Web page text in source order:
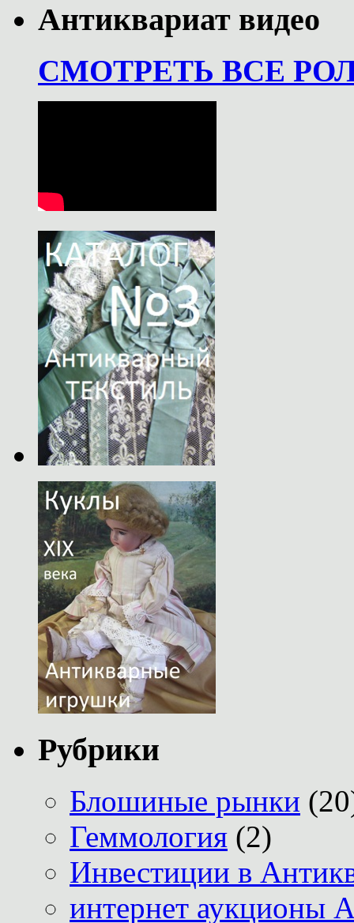
Антиквариат видео
СМОТРЕТЬ ВСЕ
Рубрики
Блошиные рынки
Геммология (2)
Инвестиции в
интернет аукционы